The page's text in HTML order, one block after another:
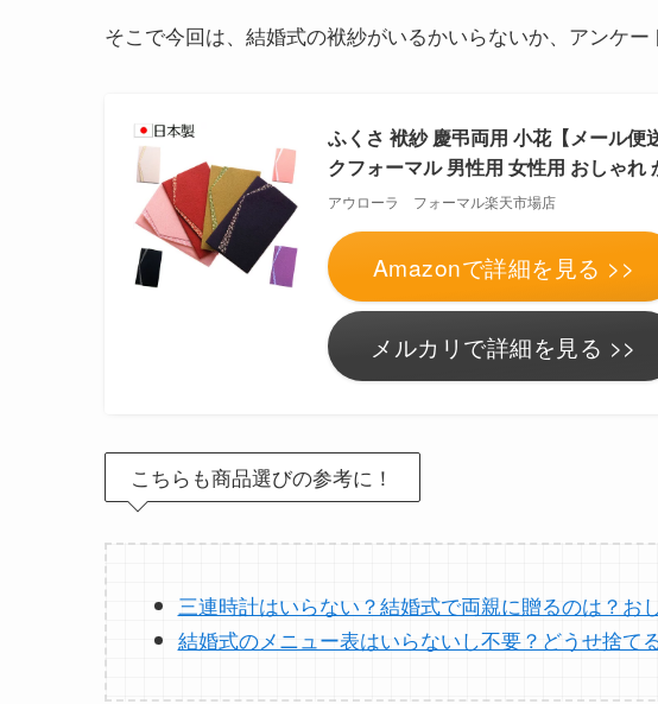
そこで今回は、結婚式の袱紗がいるかいらないか、アンケー
ふくさ 袱紗 慶弔両用 小花【メール便
クフォーマル 男性用 女性用 おしゃれ
アウローラ フォーマル楽天市場店
Amazonで詳細を見る >>
メルカリで詳細を見る >>
こちらも商品選びの参考に！
三連時計はいらない？結婚式で両親に贈るのは？お
結婚式のメニュー表はいらないし不要？どうせ捨て